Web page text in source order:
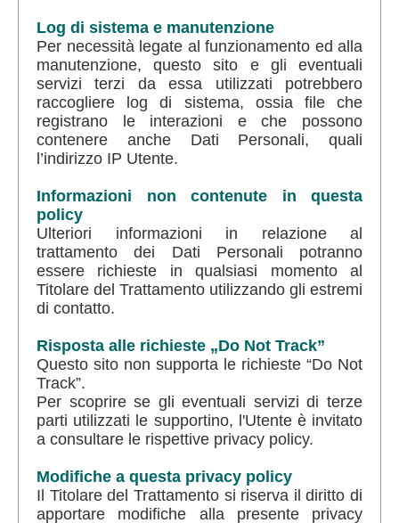
Log di sistema e manutenzione
Per necessità legate al funzionamento ed alla
manutenzione, questo sito e gli eventuali
servizi terzi da essa utilizzati potrebbero
raccogliere log di sistema, ossia file che
registrano le interazioni e che possono
contenere anche Dati Personali, quali
l’indirizzo IP Utente.
Informazioni non contenute in questa
policy
Ulteriori informazioni in relazione al
trattamento dei Dati Personali potranno
essere richieste in qualsiasi momento al
Titolare del Trattamento utilizzando gli estremi
di contatto.
Risposta alle richieste „Do Not Track”
Questo sito non supporta le richieste “Do Not
Track”.
Per scoprire se gli eventuali servizi di terze
parti utilizzati le supportino, l'Utente è invitato
a consultare le rispettive privacy policy.
Modifiche a questa privacy policy
Il Titolare del Trattamento si riserva il diritto di
apportare modifiche alla presente privacy